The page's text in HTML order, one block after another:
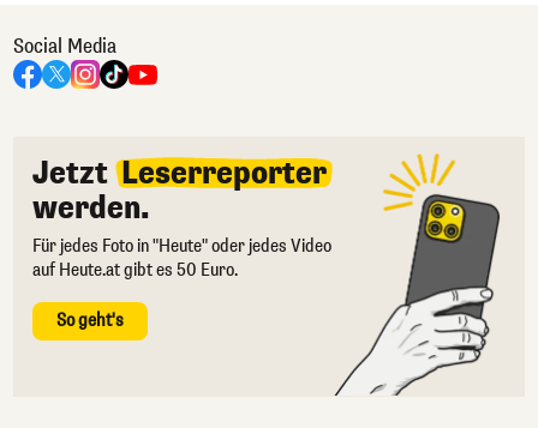
Social Media
Jetzt Leserreporter
werden.
Für jedes Foto in "Heute" oder jedes Video
auf Heute.at gibt es 50 Euro.
So geht's